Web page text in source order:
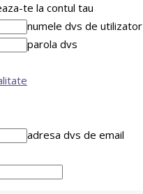
te la contul tau
numele dvs de utilizator
parola dvs
adresa dvs de email